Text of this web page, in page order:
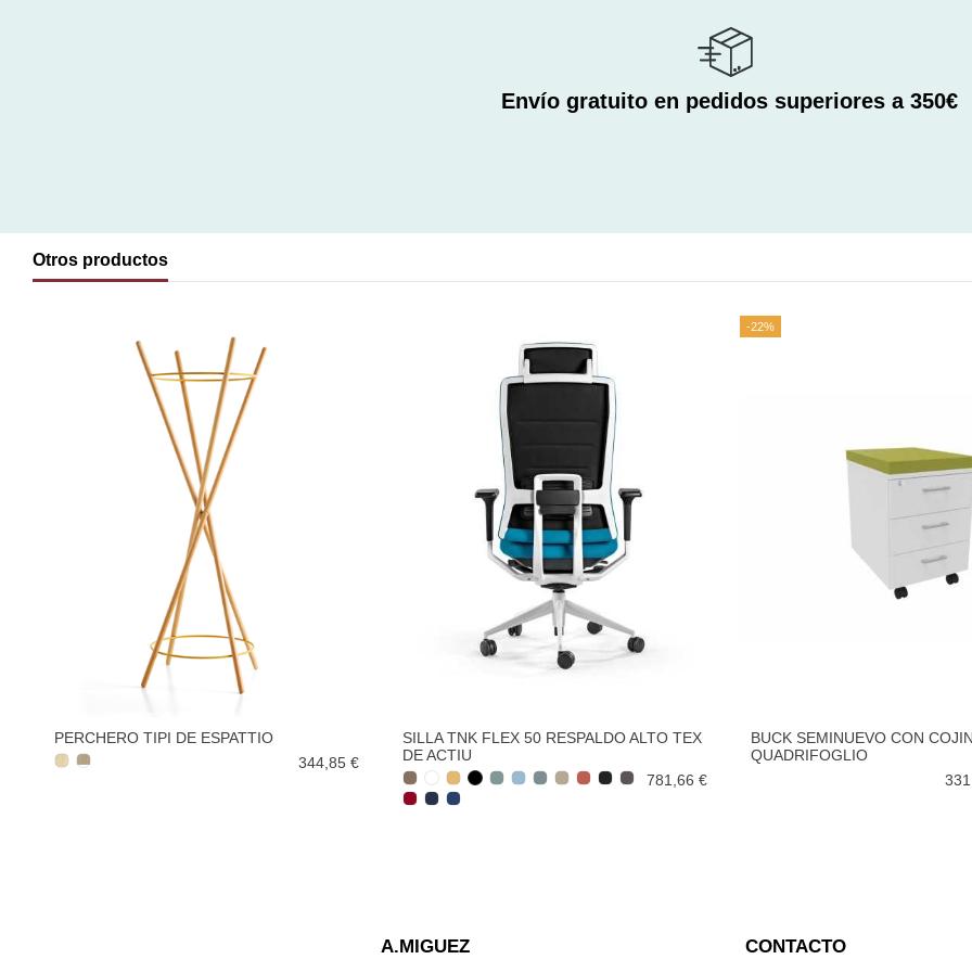
Envío gratuito en pedidos superiores a 350€
Otros productos
PERCHERO TIPI DE ESPATTIO
344,85 €
SILLA TNK FLEX 50 RESPALDO ALTO TEX
DE ACTIU
781,66 €
-22%
BUCK SEMINUEVO CON
QUADRIFOGLIO
A.MIGUEZ CONTACTO